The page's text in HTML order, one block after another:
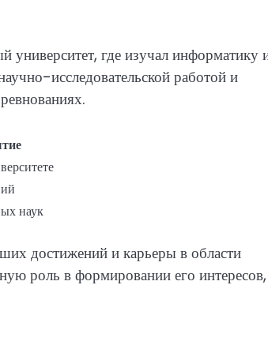
где изучал информатику
исследовательской работой и
наук
достижений и карьеры в области
роль в формировании его интересов,